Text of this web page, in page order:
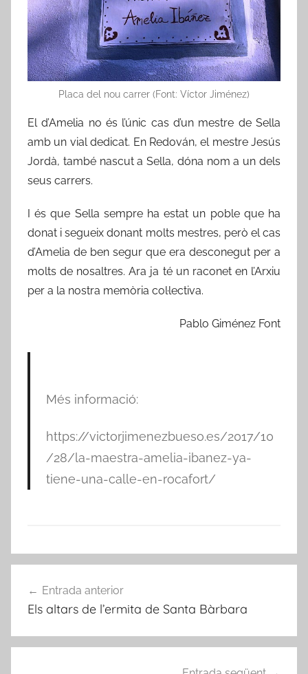
Placa del nou carrer (Font: Víctor Jiménez)
El d’Amelia no és l’únic cas d’un mestre de Sella
amb un vial dedicat. En Redován, el mestre Jesús
Jordà, també nascut a Sella, dóna nom a un dels
seus carrers.
I és que Sella sempre ha estat un poble que ha
donat i segueix donant molts mestres, però el cas
d’Amelia de ben segur que era desconegut per a
molts de nosaltres. Ara ja té un raconet en l’Arxiu
per a la nostra memòria col·lectiva.
Pablo Giménez Font
Més informació:
https://victorjimenezbueso.es/2017/10
/28/la-maestra-amelia-ibanez-ya-
tiene-una-calle-en-rocafort/
A
i
v
d'entrades
Entrada anterior
Els altars de l’ermita de Santa Bàrbara